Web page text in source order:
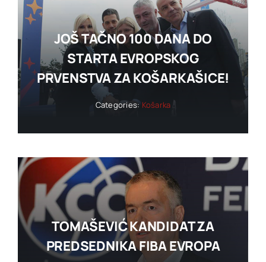
JOŠ TAČNO 100 DANA DO
STARTA EVROPSKOG
PRVENSTVA ZA KOŠARKAŠICE!
Categories: Košarka
TOMAŠEVIĆ KANDIDAT ZA
PREDSEDNIKA FIBA EVROPA